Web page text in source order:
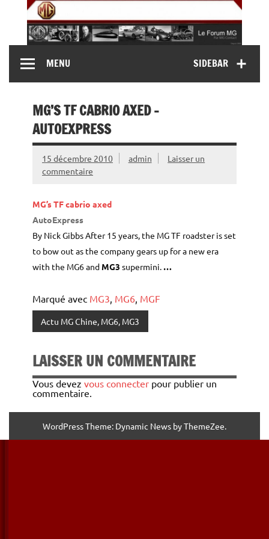
content
MG Contact
MG B, MG F, MG A, Midget…)SIDEBAR
MENU
MG’S TF CABRIO AXED –
AUTOEXPRESS
15 décembre 2010 admin
Laisser un
commentaire
MG’s TF cabrio axed
AutoExpress
By Nick Gibbs After 15 years, the MG TF roadster is set
to bow out as the company gears up for a new era
with the MG6 and MG3 supermini.…
Marqué avec MG3, MG6, MGF
Actu MG Chine, MG6, MG3
LAISSER UN COMMENTAIRE
Vous devez vous connecter pour publier un
commentaire.
WordPress Theme: Dynamic News by ThemeZee.